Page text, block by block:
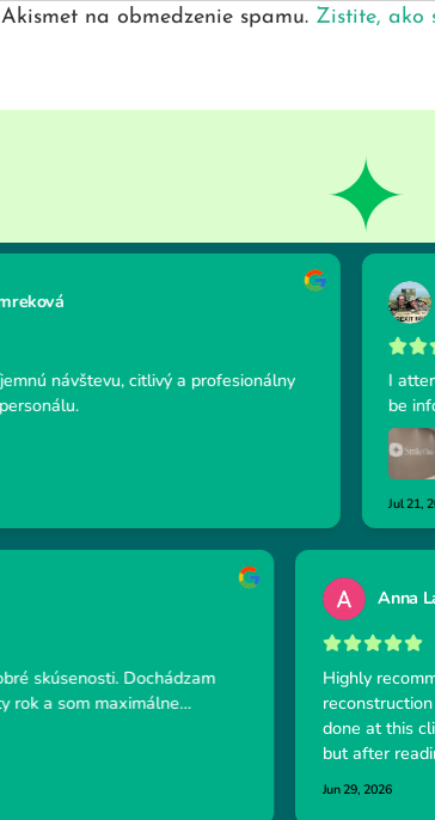
na obmedzenie spamu. Zistite, ako